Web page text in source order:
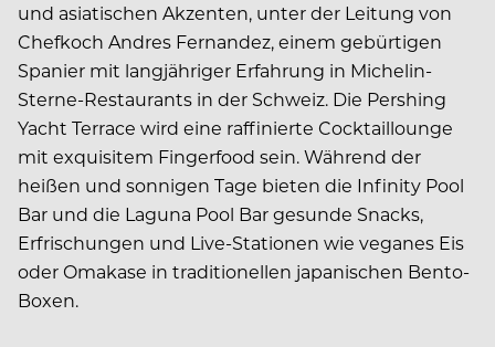
und asiatischen Akzenten, unter der Leitung von
Chefkoch Andres Fernandez, einem gebürtigen
Spanier mit langjähriger Erfahrung in Michelin-
Sterne-Restaurants in der Schweiz. Die Pershing
Yacht Terrace wird eine raffinierte Cocktaillounge
mit exquisitem Fingerfood sein. Während der
heißen und sonnigen Tage bieten die Infinity Pool
Bar und die Laguna Pool Bar gesunde Snacks,
Erfrischungen und Live-Stationen wie veganes Eis
oder Omakase in traditionellen japanischen Bento-
Boxen.